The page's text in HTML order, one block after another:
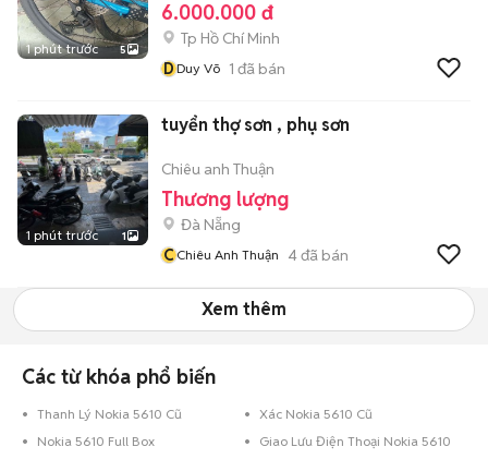
1 phút trước 5
6.000.000 đ
Tp Hồ Chí Minh
DDuy Võ 1 đã bán
1 phút trước 1
tuyển thợ sơn , phụ sơn
Chiêu anh Thuận
Thương lượng
Đà Nẵng
CChiêu Anh Thuận 4đã bán
Xem thêm
Các từ khóa phổ biến
Thanh Lý Nokia 5610 Cũ
Xác Nokia 5610 Cũ
Nokia 5610 Full Box
Giao Lưu Điện Thoại Nokia 5610